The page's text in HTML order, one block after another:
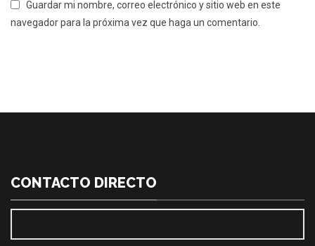
Guardar mi nombre, correo electrónico y sitio web en este
navegador para la próxima vez que haga un comentario.
CONTACTO DIRECTO